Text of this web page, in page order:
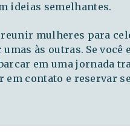
ideias semelhantes.
mulheres para
às outras. Se você
em uma jornada
em contato e reservar